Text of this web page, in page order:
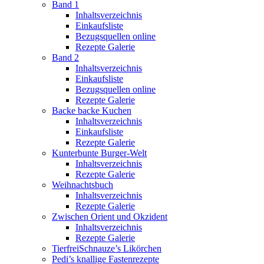
Band 1
Inhaltsverzeichnis
Einkaufsliste
Bezugsquellen online
Rezepte Galerie
Band 2
Inhaltsverzeichnis
Einkaufsliste
Bezugsquellen online
Rezepte Galerie
Backe backe Kuchen
Inhaltsverzeichnis
Einkaufsliste
Rezepte Galerie
Kunterbunte Burger-Welt
Inhaltsverzeichnis
Rezepte Galerie
Weihnachtsbuch
Inhaltsverzeichnis
Rezepte Galerie
Zwischen Orient und Okzident
Inhaltsverzeichnis
Rezepte Galerie
TierfreiSchnauze’s Likörchen
Pedi’s knallige Fastenrezepte